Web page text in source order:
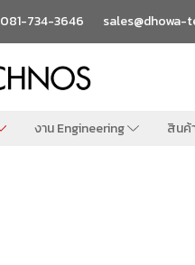
081-734-3646 sales@dhowa-
งาน Engineering สินค้